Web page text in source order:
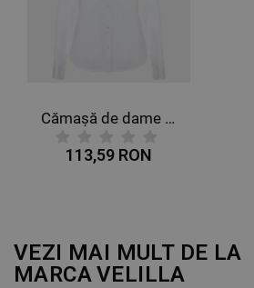
Cămașă de dame VELILLA ALB
113,59 RON
VEZI MAI MULT DE LA
MARCA VELILLA